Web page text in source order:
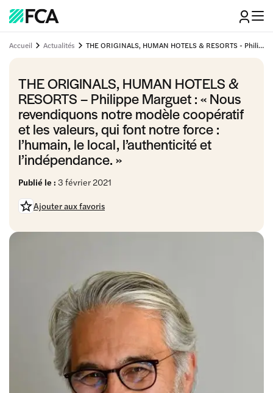
Accueil Actualités THE ORIGINALS, HUMAN HOTELS & RESORTS - Philippe Marguet : "Nous revendiquons notre modèle coopératif et les valeurs, qui font notre force : l’humain, le local, l’authenticité et l’indépendance."
THE ORIGINALS, HUMAN HOTELS &
RESORTS – Philippe Marguet : « Nous
revendiquons notre modèle coopératif
et les valeurs, qui font notre force :
l’humain, le local, l’authenticité et
l’indépendance. »
Publié le : 3 février 2021
Ajouter aux favoris